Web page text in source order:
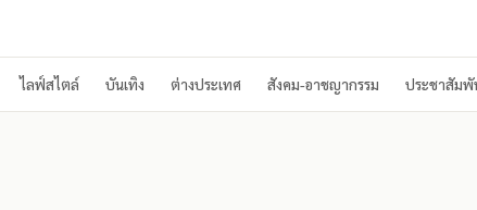
ไลฟ์สไตล์ บันเทิง ต่างประเทศ สังคม-อาชญากรรม ประชาสัมพั